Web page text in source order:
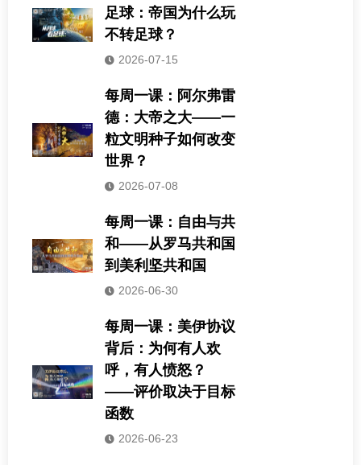
足球：帝国为什么玩
不转足球？
2026-07-15
每周一课：阿尔弗雷
德：大帝之大——一
粒文明种子如何改变
世界？
2026-07-08
每周一课：自由与共
和——从罗马共和国
到美利坚共和国
2026-06-30
每周一课：美伊协议
背后：为何有人欢
呼，有人愤怒？
——评价取决于目标
函数
2026-06-23